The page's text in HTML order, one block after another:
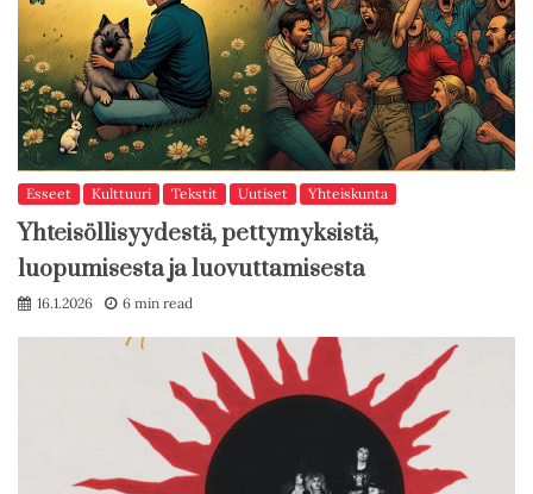
Esseet Kulttuuri Tekstit Uutiset Yhteiskunta
Yhteisöllisyydestä, pettymyksistä,
luopumisesta ja luovuttamisesta
16.1.2026 6 min read